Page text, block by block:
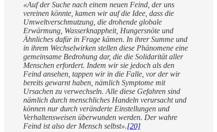
«Auf der Suche nach einem neuen Feind, der uns
vereinen könnte, kamen wir auf die Idee, dass die
Umweltverschmutzung, die drohende globale
Erwärmung, Wasserknappheit, Hungersnöte und
Ähnliches dafür in Frage kämen. In ihrer Summe und
in ihrem Wechselwirken stellen diese Phänomene eine
gemeinsame Bedrohung dar, die die Solidarität aller
Menschen erfordert. Indem wir sie jedoch als den
Feind ansehen, tappen wir in die Falle, vor der wir
bereits gewarnt haben, nämlich Symptome mit
Ursachen zu verwechseln. Alle diese Gefahren sind
nämlich durch menschliches Handeln verursacht und
können nur durch veränderte Einstellungen und
Verhaltensweisen überwunden werden. Der wahre
Feind ist also der Mensch selbst».[20]